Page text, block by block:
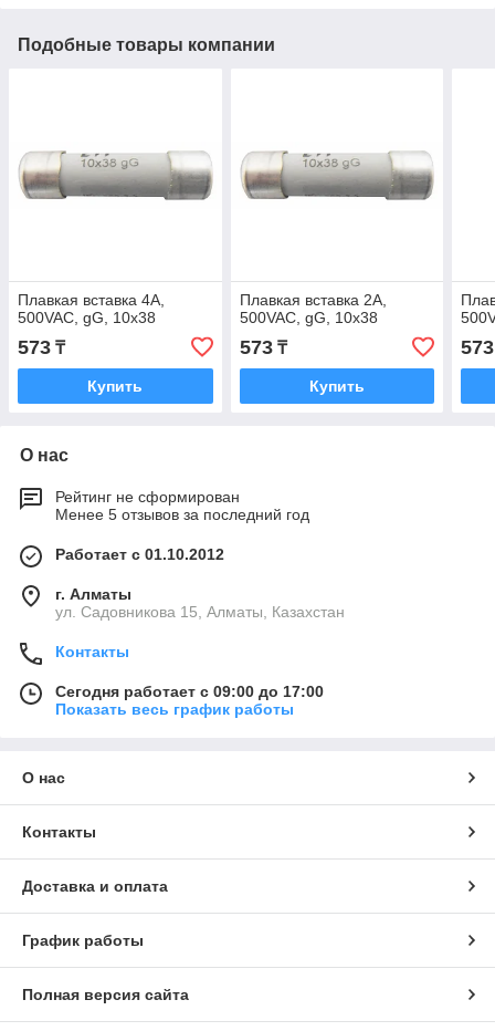
Подобные товары компании
Плавкая вставка 4A,
500VAC, gG, 10x38
573 ₸
Купить
Плавкая вставка 2A,
500VAC, gG, 10x38
573₸
Купить
573
О нас
Рейтинг не сформирован
Менее 5 отзывов за последний год
Работает с 01.10.2012
г. Алматы
ул. Садовникова 15, Алматы, Казахстан
Контакты
Сегодня работает с 09:00 до 17:00
Показать весь график работы
О нас
Контакты
Доставка и оплата
График работы
Полная версия сайта